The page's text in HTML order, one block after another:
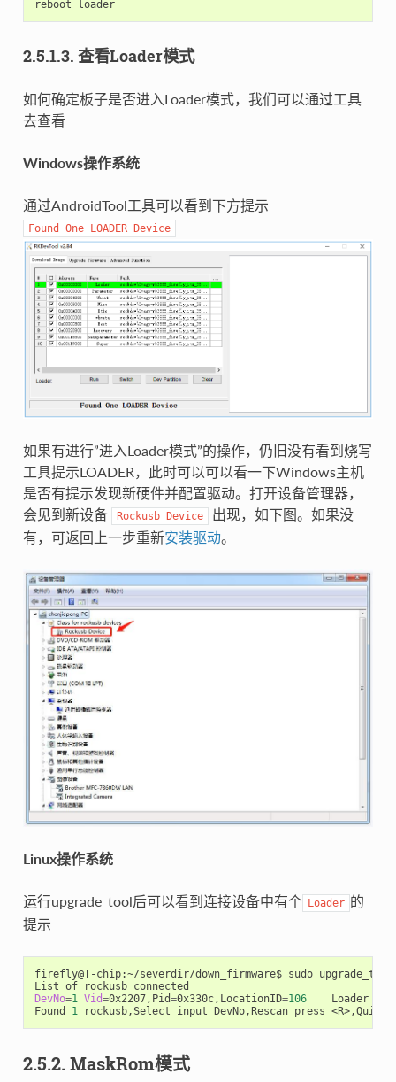
reboot loader
2.5.1.3. 查看Loader模式
如何确定板子是否进入Loader模式，我们可以通过工具
去查看
Windows操作系统
通过AndroidTool工具可以看到下方提示
Found One LOADER Device
如果有进行”进入Loader模式”的操作，仍旧没有看到烧写
工具提示LOADER，此时可以可以看一下Windows主机
是否有提示发现新硬件并配置驱动。打开设备管理器，
会见到新设备
Rockusb Device
出现，如下图。如果没
有，可返回上一步重新安装驱动。
Linux操作系统
运行upgrade_tool后可以看到连接设备中有个 Loader 的
提示
firefly@T-chip:~/severdir/down_firmware$ sudo upgrade_tool
DevNo=1 Vid=0x2207,Pid=0x330c,LocationID=106
    Loader
Found 1
2.5.2. MaskRom模式